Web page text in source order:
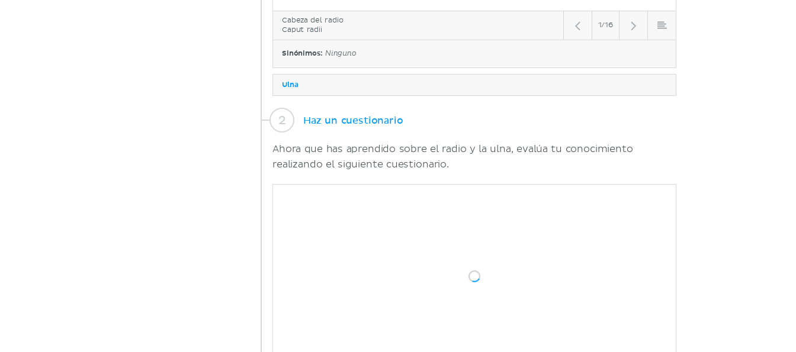
Cabeza del radio
Caput radii
1/16
Sinónimos: Ninguno
Ulna
Haz un cuestionario
Ahora que has aprendido sobre el radio y la ulna, evalúa tu conocimiento
realizando el siguiente cuestionario.